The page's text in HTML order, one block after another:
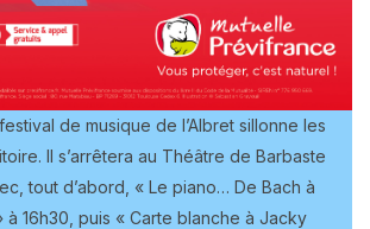
de musique de l’Albret sillonne les
Il s’arrêtera au Théâtre de Barbaste
tout d’abord, « Le piano… De Bach à
à 16h30, puis « Carte blanche à Jacky